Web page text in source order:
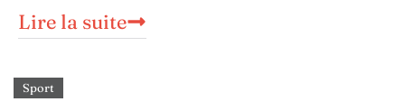
Lire la suite
Sport